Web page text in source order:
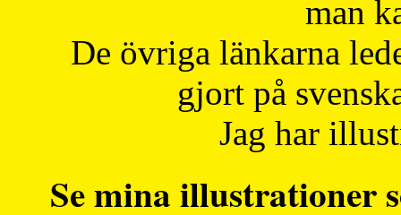
man
De övriga länkarna
gjort på
Jag har
Se mina illustrationer